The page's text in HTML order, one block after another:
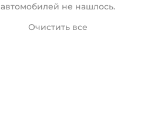
автомобилей не нашлось.
Очистить все